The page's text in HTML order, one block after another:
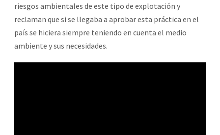
riesgos ambientales de este tipo de explotación y
reclaman que si se llegaba a aprobar esta práctica en el
país se hiciera siempre teniendo en cuenta el medio
ambiente y sus necesidades.